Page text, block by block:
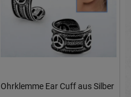
Ohrklemme Ear Cuff aus Silber